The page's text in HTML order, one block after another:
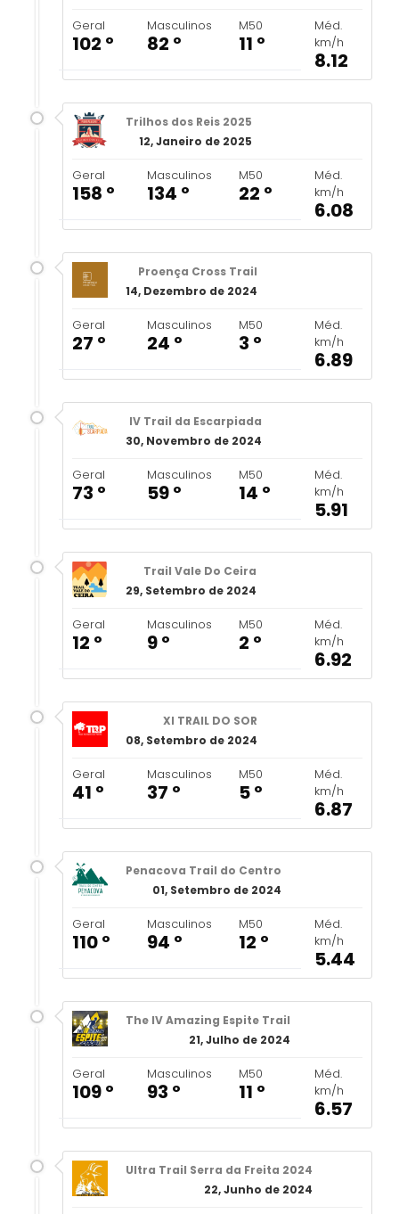
Geral
102 º
Masculinos
82 º
M50
11 º
Méd.
km/h
8.12
Trilhos dos Reis 2025
12, Janeiro de 2025
Geral
158 º
Masculinos
134 º
M50
22 º
Méd.
km/h
6.08
Proença Cross Trail
14, Dezembro de 2024
Geral
27 º
Masculinos
24 º
M50
3 º
Méd.
km/h
6.89
IV Trail da Escarpiada
30, Novembro de 2024
Geral
73 º
Masculinos
59 º
M50
14 º
Méd.
km/h
5.91
Trail Vale Do Ceira
29, Setembro de 2024
Geral
12 º
Masculinos
9 º
M50
2 º
Méd.
km/h
6.92
XI TRAIL DO SOR
08, Setembro de 2024
Geral
41 º
Masculinos
37 º
M50
5 º
Méd.
km/h
6.87
Penacova Trail do Centro
01, Setembro de 2024
Geral
110 º
Masculinos
94 º
M50
12 º
Méd.
km/h
5.44
The IV Amazing Espite Trail
21, Julho de 2024
Geral
109 º
Masculinos
93 º
M50
11 º
Méd.
km/h
6.57
Ultra Trail Serra da Freita 2024
22, Junho de 2024